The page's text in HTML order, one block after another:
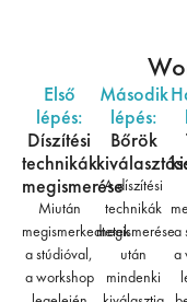
Első
lépés:
Díszítési
technikák
megismerése
Miután
megismerkedtetek
a stúdióval,
a workshop
Második
lépés:
Bőrök
A díszítési
technikák
megismerése
után
mindenki
a
a